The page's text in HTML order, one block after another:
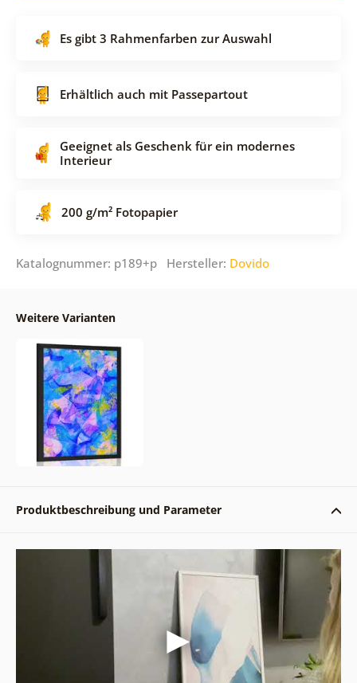
Es gibt 3 Rahmenfarben zur Auswahl
Erhältlich auch mit Passepartout
Geeignet als Geschenk für ein modernes
Interieur
200 g/m² Fotopapier
Katalognummer: p189+p Hersteller: Dovido
Weitere Varianten
Produktbeschreibung und Parameter